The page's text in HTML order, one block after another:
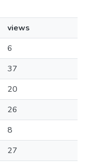
views
6
37
20
26
8
27